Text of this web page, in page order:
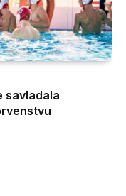
savladala